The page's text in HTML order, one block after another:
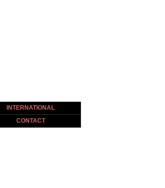
INTERNATIONAL
CONTACT